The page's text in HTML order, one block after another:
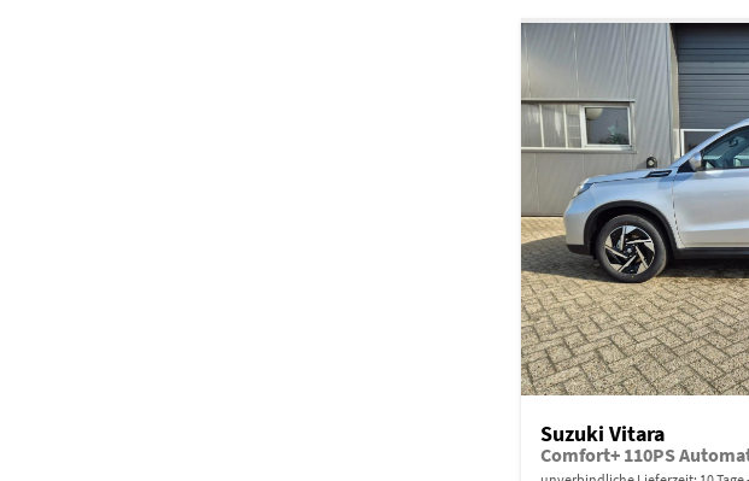
Suzuki Vitara